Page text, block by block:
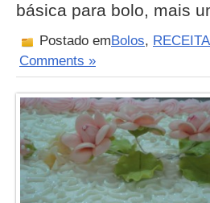
básica para bolo, mais
Postado emBolos,
Comments »